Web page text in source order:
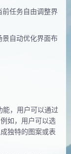
前任务自由调整界
景自动优化界面布
能，用户可以通过
如，用户可以选
独特的图案或表